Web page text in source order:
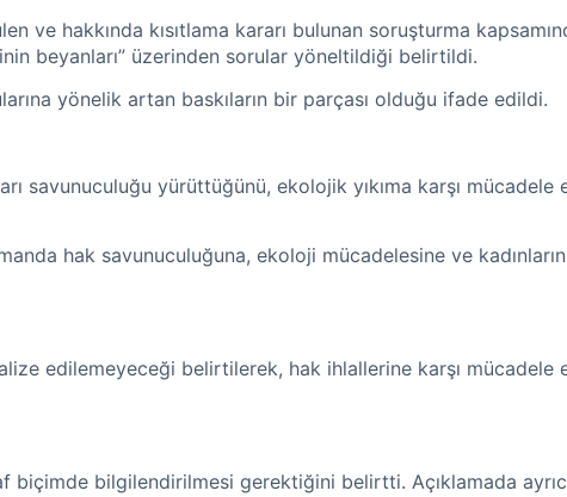
ve hakkında kısıtlama kararı bulunan soruşturma
beyanları” üzerinden sorular yöneltildiği belirtildi.
yönelik artan baskıların bir parçası olduğu ifade edildi.
savunuculuğu yürüttüğünü, ekolojik yıkıma karşı
hak savunuculuğuna, ekoloji mücadelesine ve
edilemeyeceği belirtilerek, hak ihlallerine karşı
bilgilendirilmesi gerektiğini belirtti. Açıklamada